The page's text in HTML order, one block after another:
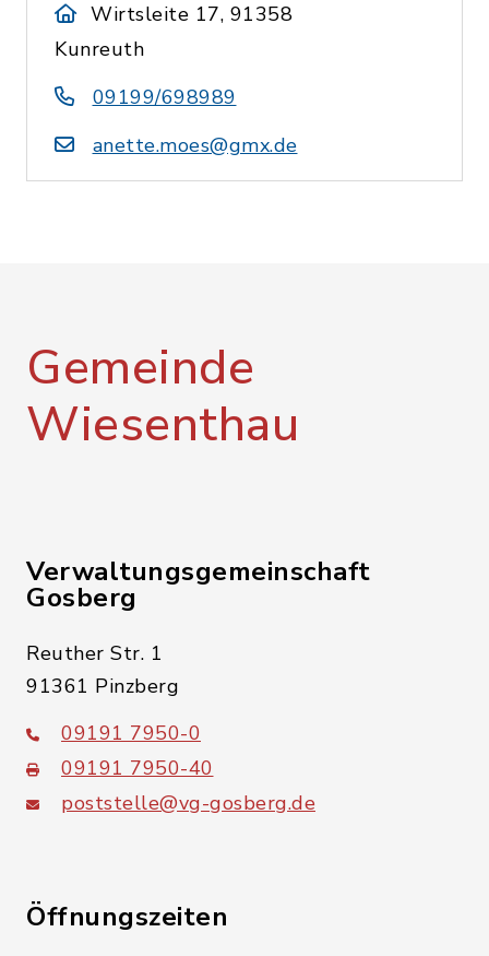
Wirtsleite 17, 91358
Kunreuth
09199/698989
anette.moes@gmx.de
Gemeinde
Wiesenthau
Verwaltungsgemeinschaft
Gosberg
Reuther Str. 1
91361 Pinzberg
09191 7950-0
09191 7950-40
poststelle@vg-gosberg.de
Öffnungszeiten